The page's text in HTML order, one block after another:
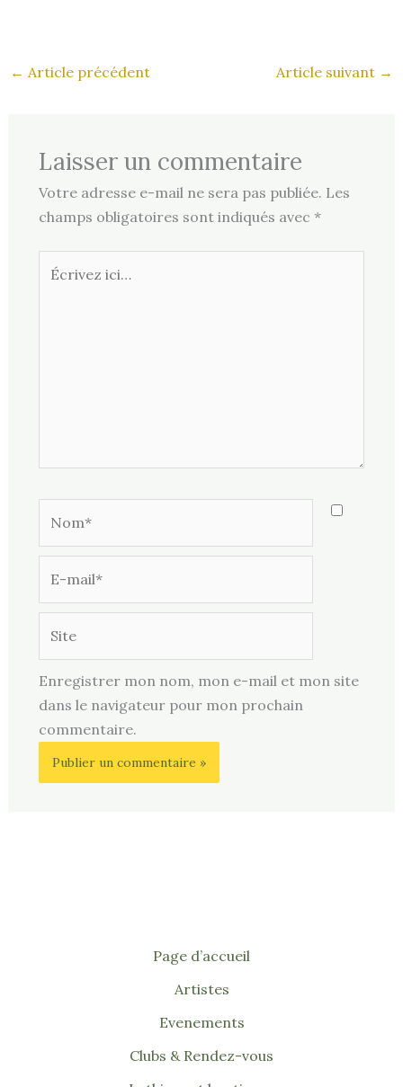
← Article précédent Article suivant →
Laisser un commentaire
Votre adresse e-mail ne sera pas publiée. Les
champs obligatoires sont indiqués avec *
ici…
mail*
Enregistrer mon nom, mon e-mail et mon site
dans le navigateur pour mon prochain
commentaire.
Page d’accueil
Artistes
Evenements
Clubs & Rendez-vous